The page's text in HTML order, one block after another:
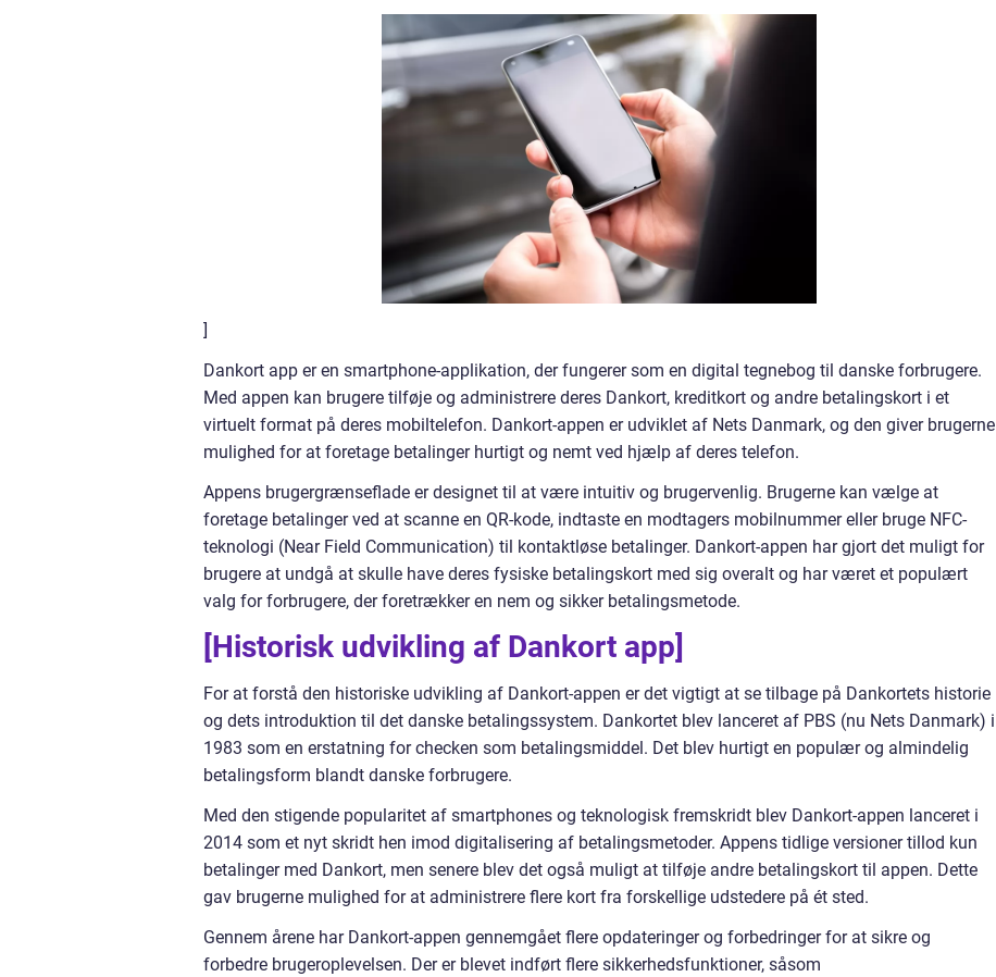
]
Dankort app er en smartphone-applikation, der fungerer som en digital tegnebog til danske forbrugere.
Med appen kan brugere tilføje og administrere deres Dankort, kreditkort og andre betalingskort i et
virtuelt format på deres mobiltelefon. Dankort-appen er udviklet af Nets Danmark, og den giver brugerne
mulighed for at foretage betalinger hurtigt og nemt ved hjælp af deres telefon.
Appens brugergrænseflade er designet til at være intuitiv og brugervenlig. Brugerne kan vælge at
foretage betalinger ved at scanne en QR-kode, indtaste en modtagers mobilnummer eller bruge NFC-
teknologi (Near Field Communication) til kontaktløse betalinger. Dankort-appen har gjort det muligt for
brugere at undgå at skulle have deres fysiske betalingskort med sig overalt og har været et populært
valg for forbrugere, der foretrækker en nem og sikker betalingsmetode.
[Historisk udvikling af Dankort app]
For at forstå den historiske udvikling af Dankort-appen er det vigtigt at se tilbage på Dankortets historie
og dets introduktion til det danske betalingssystem. Dankortet blev lanceret af PBS (nu Nets Danmark) i
1983 som en erstatning for checken som betalingsmiddel. Det blev hurtigt en populær og almindelig
betalingsform blandt danske forbrugere.
Med den stigende popularitet af smartphones og teknologisk fremskridt blev Dankort-appen lanceret i
2014 som et nyt skridt hen imod digitalisering af betalingsmetoder. Appens tidlige versioner tillod kun
betalinger med Dankort, men senere blev det også muligt at tilføje andre betalingskort til appen. Dette
gav brugerne mulighed for at administrere flere kort fra forskellige udstedere på ét sted.
Gennem årene har Dankort-appen gennemgået flere opdateringer og forbedringer for at sikre og
forbedre brugeroplevelsen. Der er blevet indført flere sikkerhedsfunktioner, såsom